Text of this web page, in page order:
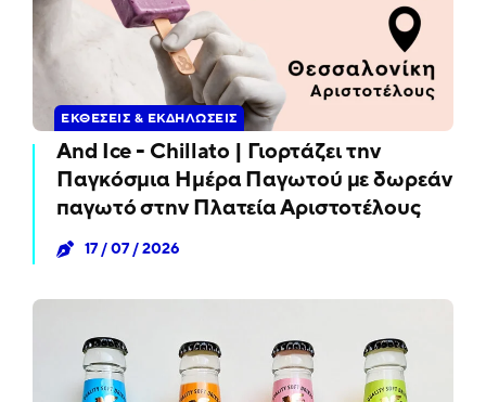
ΕΚΘΈΣΕΙΣ & ΕΚΔΗΛΏΣΕΙΣ
And Ice - Chillato | Γιορτάζει την
Παγκόσμια Ημέρα Παγωτού με δωρεάν
παγωτό στην Πλατεία Αριστοτέλους
17 / 07 / 2026